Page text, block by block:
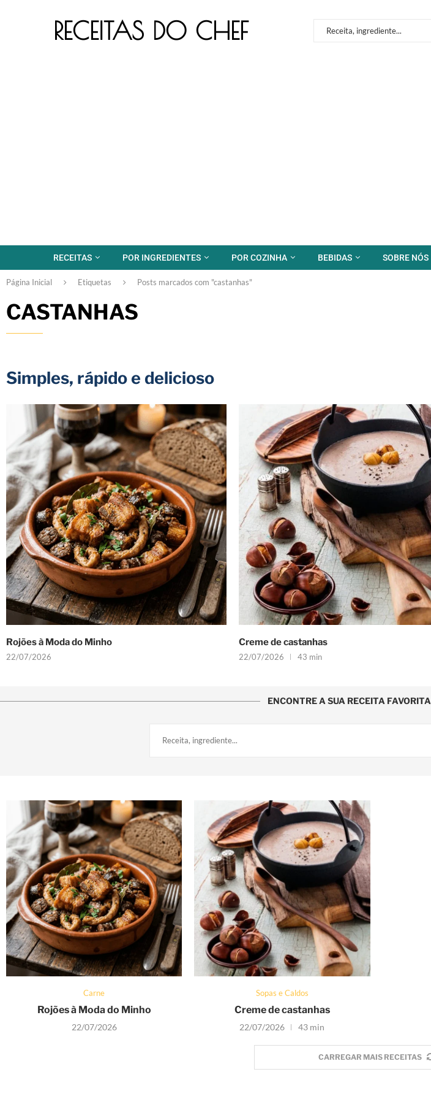
RECEITAS DO CHEF
RECEITAS POR INGREDIENTES POR COZINHA BEBIDAS SOBRE NÓS
Página Inicial Etiquetas Posts marcados com "castanhas"
CASTANHAS
Simples, rápido e delicioso
Rojões à Moda do Minho
22/07/2026
Creme de castanhas
22/07/2026 43 min
ENCONTRE A SUA RECEITA FAVORITA
Carne
Rojões à Moda do Minho
22/07/2026
Sopas e Caldos
Creme de castanhas
22/07/2026 43 min
CARREGAR MAIS RECEITAS